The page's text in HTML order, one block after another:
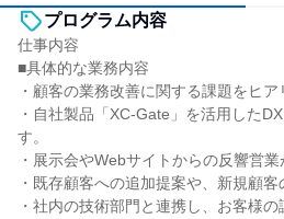
プログラム内容
仕事内容
■具体的な業務内容
・顧客の業務改善に関する課題をヒア
・自社製品「XC-Gate」を活用した
す。
・展示会やWebサイトからの反響営業
・既存顧客への追加提案や、新規顧客
・社内の技術部門と連携し、お客様の